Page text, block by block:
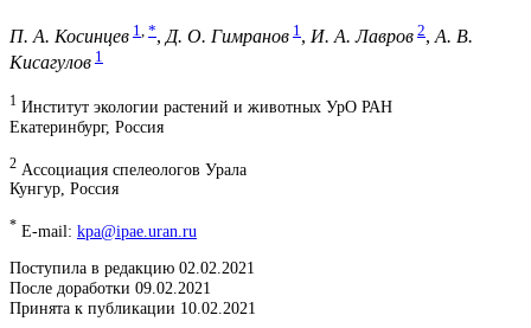
П. А. Косинцев 1 *, Д. О. Гимранов 1 , И. А. Лавров 2, А. В.
Кисагулов 1
1 Институт экологии растений и животных УрО РАН
Екатеринбург, Россия
2 Ассоциация спелеологов Урала
Кунгур, Россия
* E-mail: kpa@ipae.uran.ru
Поступила в редакцию 02.02.2021
После доработки 09.02.2021
Принята к публикации 10.02.2021